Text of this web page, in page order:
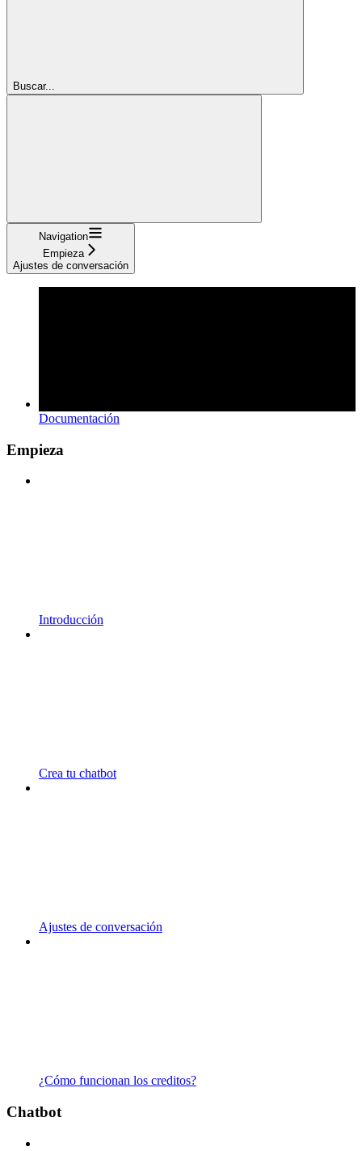
Buscar...
Navigation
Empieza
Ajustes de conversación
Documentación
Empieza
Introducción
Crea tu chatbot
Ajustes de conversación
¿Cómo funcionan los creditos?
Chatbot